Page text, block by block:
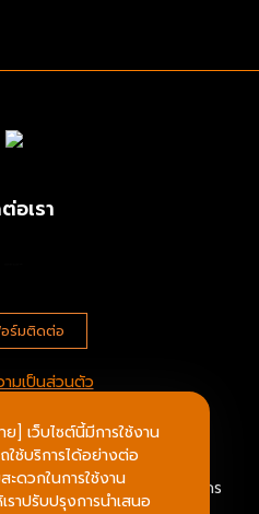
ตูหนึ่ง จำกัด
ก เมืองสมุทรสาคร สมุทรสาคร
อเรา
ร์มติดต่อ
ามเป็นส่วนตัว
] เว็บไซต์นี้มีการใช้งาน
ใช้บริการได้อย่างต่อ
ะดวกในการใช้งาน
ราปรับปรุงการนำเสนอ